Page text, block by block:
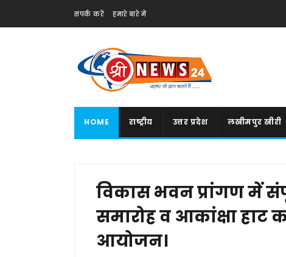
संपर्क करें हमारे बारे में
HOME राष्ट्रीय उत्तर प्रदेश लखीमपुर खीरी
विकास भवन प्रांगण में
समारोह व आकांक्षा हाट
आयोजन।